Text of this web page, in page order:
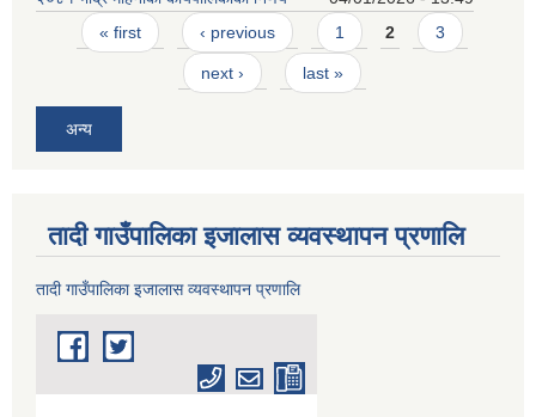
Pages
« first ‹ previous 1 2 3
next › last »
अन्य
तादी गाउँपालिका इजालास व्यवस्थापन प्रणालि
तादी गाउँपालिका इजालास व्यवस्थापन प्रणालि